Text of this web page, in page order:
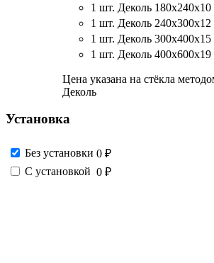
1 шт. Деколь 180х240х10
1 шт. Деколь 240х300х12
1 шт. Деколь 300х400х15
1 шт. Деколь 400х600х19
Цена указана на стёкла
Деколь
Установка
Без установки 0 ₽
С установкой 0 ₽